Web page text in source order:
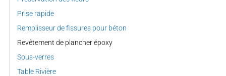
Prise rapide
Remplisseur de fissures pour béton
Revêtement de plancher époxy
Sous-verres
Table Rivière